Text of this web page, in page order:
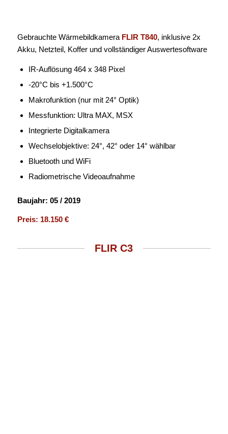
Gebrauchte Wärmebildkamera FLIR T840, inklusive 2x
Akku, Netzteil, Koffer und vollständiger Auswertesoftware
IR-Auflösung 464 x 348 Pixel
-20°C bis +1.500°C
Makrofunktion (nur mit 24° Optik)
Messfunktion: Ultra MAX, MSX
Integrierte Digitalkamera
Wechselobjektive: 24°, 42° oder 14° wählbar
Bluetooth und WiFi
Radiometrische Videoaufnahme
Baujahr: 05 / 2019
Preis: 18.150 €
FLIR C3